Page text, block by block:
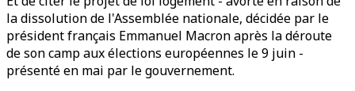
la dissolution de l'Assemblée nationale, décidée par le
président français Emmanuel Macron après la déroute
de son camp aux élections européennes le 9 juin -
présenté en mai par le gouvernement.